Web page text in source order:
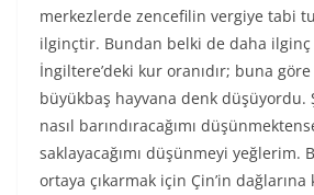
merkezlerde zencefilin vergiye tabi
ilginçtir. Bundan belki de daha ilginç
İngiltere’deki kur oranıdır; buna
büyükbaş hayvana denk düşüyordu.
nasıl barındıracağımı
saklayacağımı düşünmeyi yeğlerim.
ortaya çıkarmak için Çin’in